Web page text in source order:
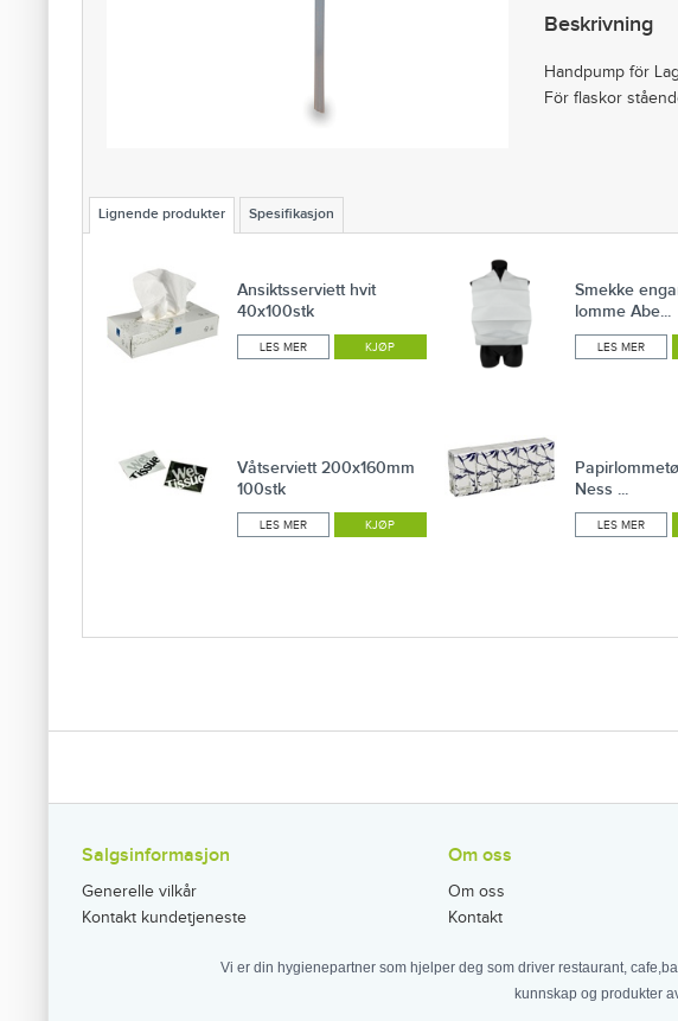
Beskrivning
Handpump för
För flaskor
Lignende produkter Spesifikasjon
Ansiktsserviett hvit
40x100stk
LES MER KJØP
Smekke
lomme Abe...
LES MER
Våtserviett 200x160mm
100stk
LES MER KJØP
Ness ...
LES MER
Salgsinformasjon
Generelle vilkår
Kontakt kundetjeneste
Om oss
Om oss
Kontakt
Vi er din hygienepartner som hjelper deg som driver restaurant,
kunnskap og produkter